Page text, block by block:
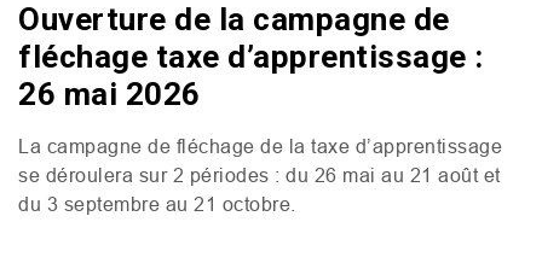
Ouverture de la campagne de
fléchage taxe d’apprentissage :
26 mai 2026
La campagne de fléchage de la taxe d’apprentissage
se déroulera sur 2 périodes : du 26 mai au 21 août et
du 3 septembre au 21 octobre.